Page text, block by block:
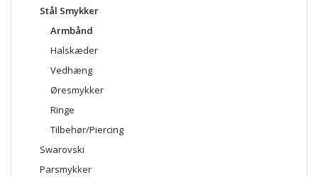
Stål Smykker
Armbånd
Halskæder
Vedhæng
Øresmykker
Ringe
Tilbehør/Piercing
Swarovski
Parsmykker